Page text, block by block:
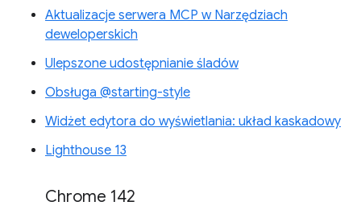
Aktualizacje serwera MCP w Narzędziach
deweloperskich
Ulepszone udostępnianie śladów
Obsługa @starting-style
Widżet edytora do wyświetlania: układ kaskadowy
Lighthouse 13
Chrome 142